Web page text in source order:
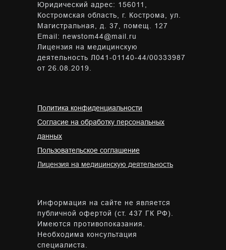
Юридический адрес: 156011,
Костромская область, г. Кострома, ул.
Магистральная, д. 37, помещ. 127
Email: newstom44@mail.ru
Лицензия на медицинскую
деятельность Л041-01140-44/00333987
от 26.08.2019.
Информация на сайте не является
публичной офертой (ст. 437 ГК РФ).
Имеются противопоказания.
Необходима консультация
специалиста.
Политика конфиденциальности
Согласие на обработку персональных
данных
Пользовательское соглашение
Лицензия на медицинскую деятельность